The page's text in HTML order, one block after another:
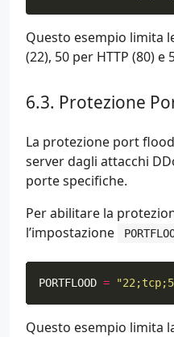
Questo esempio limita
(22), 50 per HTTP (80) e
Protezione
La protezione port
server dagli attacchi
porte specifiche.
Per abilitare la
l’impostazione
PORTFLOOD =
Questo esempio limita